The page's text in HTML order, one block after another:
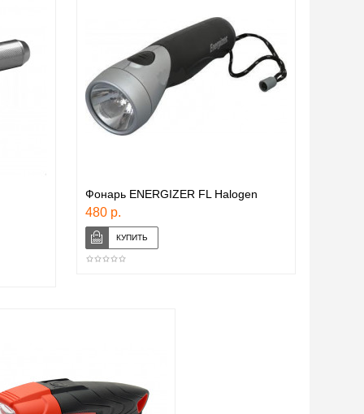
Фонарь ENERGIZER FL Halogen
480 р.